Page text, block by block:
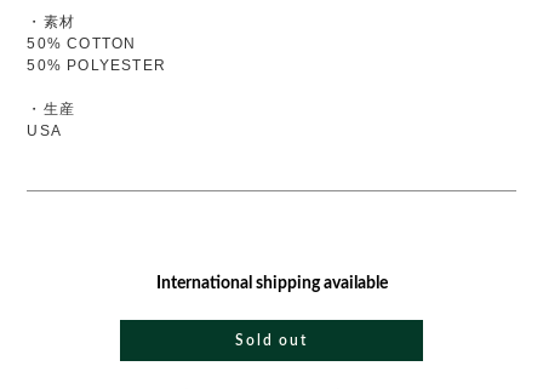
・素材
50% COTTON
50% POLYESTER
・生産
USA
International shipping available
Sold out